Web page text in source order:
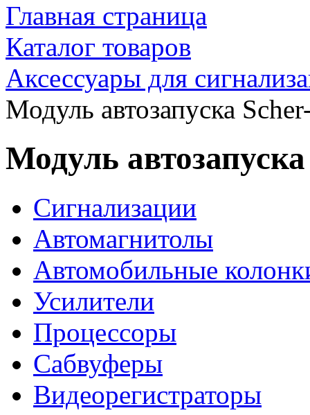
Главная страница
Каталог товаров
Аксессуары для
Модуль автозапуска
Модуль
Сигнализации
Автомагнитолы
Автомобильные
Усилители
Процессоры
Сабвуферы
Видеорегистраторы